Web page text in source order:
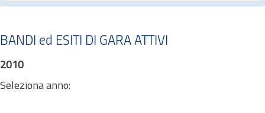
BANDI ed ESITI DI GARA ATTIVI
2010
Seleziona anno: